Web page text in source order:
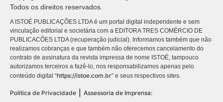
Todos os direitos reservados.
A ISTOÉ PUBLICAÇÕES LTDA é um portal digital independente e sem
vinculação editorial e societária com a EDITORA TRES COMÉRCIO DE
PUBLICACÕES LTDA (recuperação judicial). Informamos também que não
realizamos cobranças e que também não oferecemos cancelamento do
contrato de assinatura da revista impressa de nome ISTOÉ, tampouco
autorizamos terceiros a fazê-lo, nos responsabilizamos apenas pelo
conteúdo digital “https://istoe.com.br” e seus respectivos sites.
Política de Privacidade
Assessoria de Imprensa: